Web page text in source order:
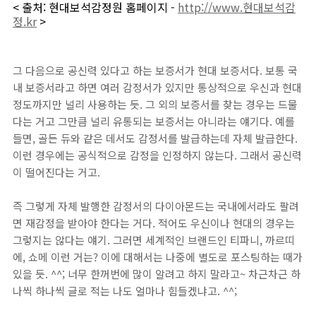
< 출처: 현대보석감정원 홈페이지 - http://www.현대보석감
정.kr>
그 다음으로 공신력 있다고 하는 보증서가 현대 보증서다. 보통 국
내 보증서라고 하면 여러 감정서가 있지만 통상적으로 우신과 현대
정도까지만 널리 사용하는 듯. 그 외의 보증서를 찾는 경우는 드물
다는 거고 그만큼 널리 유통되는 보증서는 아니라는 얘기다. 예를
들면, 골든 듀와 같은 데서도 감정서를 발급하는데 자체 발급한다.
이런 경우에는 공식적으로 감정을 인정하지 않는다. 그래서 공신력
이 떨어진다는 거고.
즉 그렇게 자체 발행한 감정서의 다이아몬드는 국내에서라도 팔려
면 재감정을 받아야 한다는 거다. 적어도 우신이나 현대의 경우는
그렇지는 않다는 얘기. 그러면 세계적인 브랜드인 티파니, 까르띠
에, 쇼메 이런 거는? 이에 대해서는 나중에 별도로 포스팅하는 때가
있을 듯. ^^; 너무 한꺼번에 많이 알려고 하지 말라고~ 차근차근 하
나씩 하나씩 글로 적는 나도 얼마나 힘들겠냐고. ^^;